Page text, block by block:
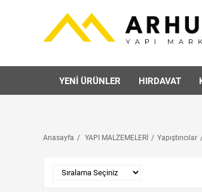
YENİ ÜRÜNLER HIRDAVAT
Anasayfa YAPI MALZEMELERİ Yapıştırıcılar